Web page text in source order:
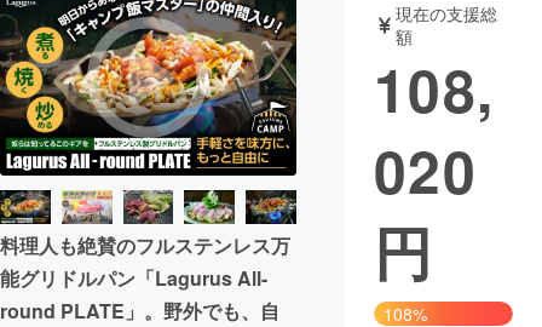
テクノロジー・ガジェット
映像・映画 書籍・雑誌
ビジネス・起業 チャレンジ
まちづくり・地域活性化
CAMPFIRE for Social Good
CAMPFIRE Creation
料理人も絶賛のフルステンレス万
能グリドルパン「Lagurus All-
round PLATE」。野外でも、自
現在の支援総
額
108,
020
円
108%